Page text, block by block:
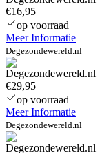
€16,95
op voorraad
Meer Informatie
Degezondewereld.nl
€29,95
op voorraad
Meer Informatie
Degezondewereld.nl